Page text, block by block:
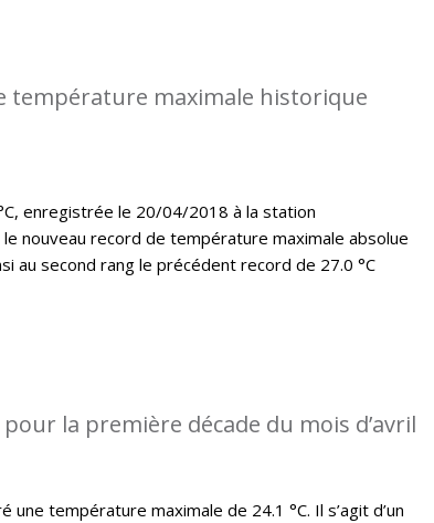
température maximale historique
enregistrée le 20/04/2018 à la station
nouveau record de température maximale absolue
au second rang le précédent record de 27.0 °C
la première décade du mois d’avril
température maximale de 24.1 °C. Il s’agit d’un